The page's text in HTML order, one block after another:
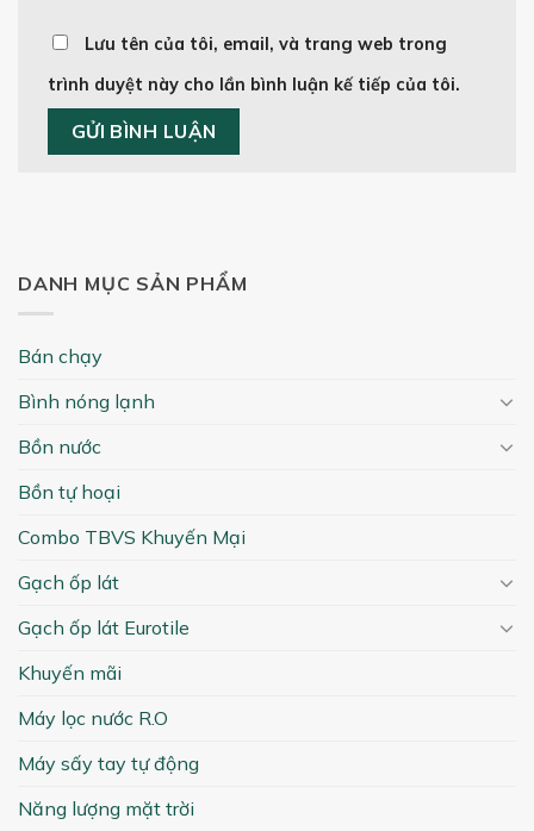
Lưu tên của tôi, email, và trang web trong
trình duyệt này cho lần bình luận kế tiếp của tôi.
DANH MỤC SẢN PHẨM
Bán chạy
Bình nóng lạnh
Bồn nước
Bồn tự hoại
Combo TBVS Khuyến Mại
Gạch ốp lát
Gạch ốp lát Eurotile
Khuyến mãi
Máy lọc nước R.O
Máy sấy tay tự động
Năng lượng mặt trời